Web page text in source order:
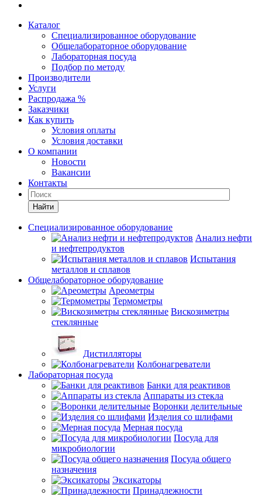
Каталог
Специализированное оборудование
Общелабораторное оборудование
Лабораторная посуда
Подбор по методу
Производители
Услуги
Распродажа %
Заказчики
Как купить
Условия оплаты
Условия доставки
О компании
Новости
Вакансии
Контакты
Найти
Специализированное оборудование
Анализ нефти
и нефтепродуктов
Испытания
металлов и сплавов
Общелабораторное оборудование
Ареометры
Термометры
Вискозиметры
стеклянные
Дистилляторы
Колбонагреватели
Лабораторная посуда
Банки для реактивов
Аппараты из стекла
Воронки делительные
Изделия со шлифами
Мерная посуда
Посуда для
микробиологии
Посуда общего
назначения
Эксикаторы
Принадлежности